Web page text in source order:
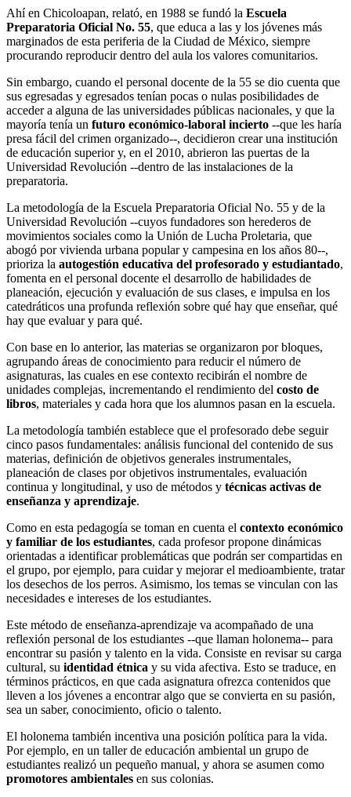
Ahí en Chicoloapan, relató, en 1988 se fundó la Escuela
Preparatoria Oficial No. 55, que educa a las y los jóvenes más
marginados de esta periferia de la Ciudad de México, siempre
procurando reproducir dentro del aula los valores comunitarios.
Sin embargo, cuando el personal docente de la 55 se dio cuenta que
sus egresadas y egresados tenían pocas o nulas posibilidades de
acceder a alguna de las universidades públicas nacionales, y que la
mayoría tenía un futuro económico-laboral incierto --que les haría
presa fácil del crimen organizado--, decidieron crear una institución
de educación superior y, en el 2010, abrieron las puertas de la
Universidad Revolución --dentro de las instalaciones de la
preparatoria.
La metodología de la Escuela Preparatoria Oficial No. 55 y de la
Universidad Revolución --cuyos fundadores son herederos de
movimientos sociales como la Unión de Lucha Proletaria, que
abogó por vivienda urbana popular y campesina en los años 80--,
prioriza la autogestión educativa del profesorado y estudiantado,
fomenta en el personal docente el desarrollo de habilidades de
planeación, ejecución y evaluación de sus clases, e impulsa en los
catedráticos una profunda reflexión sobre qué hay que enseñar, qué
hay que evaluar y para qué.
Con base en lo anterior, las materias se organizaron por bloques,
agrupando áreas de conocimiento para reducir el número de
asignaturas, las cuales en ese contexto recibirán el nombre de
unidades complejas, incrementando el rendimiento del costo de
libros, materiales y cada hora que los alumnos pasan en la escuela.
La metodología también establece que el profesorado debe seguir
cinco pasos fundamentales: análisis funcional del contenido de sus
materias, definición de objetivos generales instrumentales,
planeación de clases por objetivos instrumentales, evaluación
continua y longitudinal, y uso de métodos y técnicas activas de
enseñanza y aprendizaje.
Como en esta pedagogía se toman en cuenta el contexto económico
y familiar de los estudiantes, cada profesor propone dinámicas
orientadas a identificar problemáticas que podrán ser compartidas en
el grupo, por ejemplo, para cuidar y mejorar el medioambiente, tratar
los desechos de los perros. Asimismo, los temas se vinculan con las
necesidades e intereses de los estudiantes.
Este método de enseñanza-aprendizaje va acompañado de una
reflexión personal de los estudiantes --que llaman holonema-- para
encontrar su pasión y talento en la vida. Consiste en revisar su carga
cultural, su identidad étnica y su vida afectiva. Esto se traduce, en
términos prácticos, en que cada asignatura ofrezca contenidos que
lleven a los jóvenes a encontrar algo que se convierta en su pasión,
sea un saber, conocimiento, oficio o talento.
El holonema también incentiva una posición política para la vida.
Por ejemplo, en un taller de educación ambiental un grupo de
estudiantes realizó un pequeño manual, y ahora se asumen como
promotores ambientales en sus colonias.